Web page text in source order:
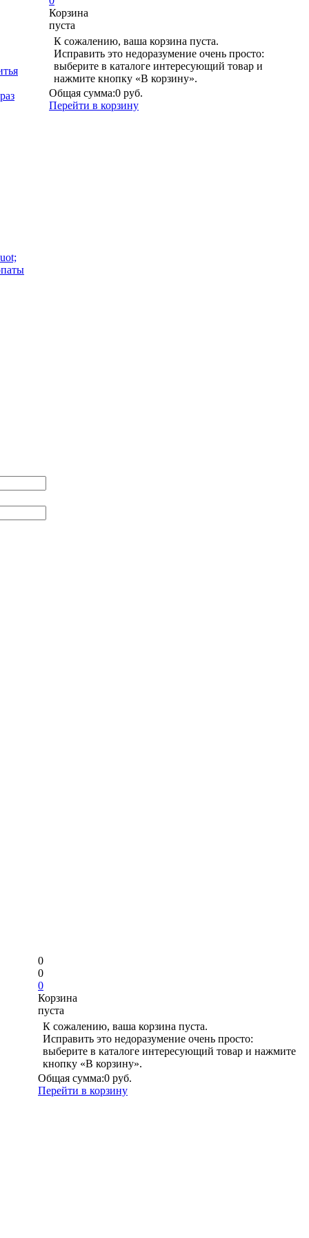
Корзина
пуста
К сожалению, ваша корзина пуста.
Исправить это недоразумение очень просто:
выберите в каталоге интересующий товар и
нажмите кнопку «В корзину».
Общая сумма:0 руб.
Перейти в корзину
0
0
0
Корзина
пуста
К сожалению, ваша корзина пуста.
Исправить это недоразумение очень просто:
выберите в каталоге интересующий товар и нажмите
кнопку «В корзину».
Общая сумма:0 руб.
Перейти в корзину